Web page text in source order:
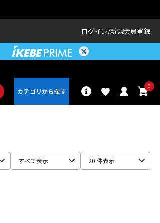
ログイン 新規会員登録
0
すべて表示 20 件表示